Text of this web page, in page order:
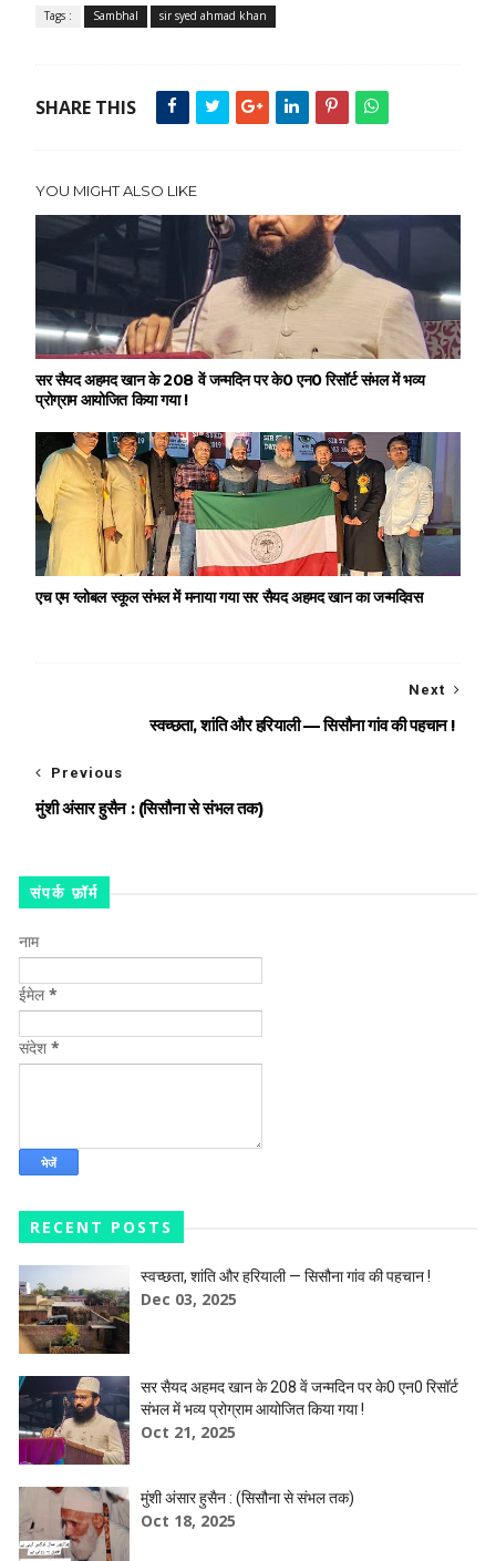
Tags : Sambhal sir syed ahmad khan
SHARE THIS
YOU MIGHT ALSO LIKE
सर सैयद अहमद खान के 208 वें जन्मदिन पर के0 एन0 रिसॉर्ट संभल में भव्य
प्रोग्राम आयोजित किया गया !
एच एम ग्लोबल स्कूल संभल में मनाया गया सर सैयद अहमद खान का जन्मदिवस
Next
स्वच्छता, शांति और हरियाली — सिसौना गांव की पहचान !
Previous
मुंशी अंसार हुसैन : (सिसौना से संभल तक)
संपर्क फ़ॉर्म
नाम
ईमेल*
संदेश *
RECENT POSTS
स्वच्छता, शांति और हरियाली — सिसौना गांव की पहचान !
Dec 03, 2025
सर सैयद अहमद खान के 208 वें जन्मदिन पर के0 एन0 रिसॉर्ट
संभल में भव्य प्रोग्राम आयोजित किया गया !
Oct 21, 2025
मुंशी अंसार हुसैन : (सिसौना से संभल तक)
Oct 18, 2025